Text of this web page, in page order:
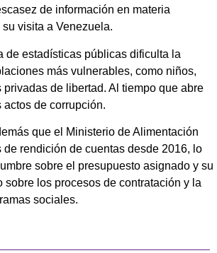
de información en materia
visita a Venezuela.
de estadísticas públicas dificulta la
más vulnerables, como niños,
privadas de libertad. Al tiempo que abre
actos de corrupción.
que el Ministerio de Alimentación
de rendición de cuentas desde 2016, lo
sobre el presupuesto asignado y su
sobre los procesos de contratación y la
sociales.